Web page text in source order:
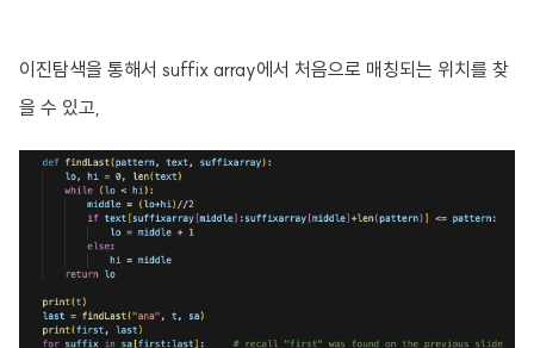
이진탐색을 통해서 suffix array에서 처음으로 매칭되는 위치를 찾
을 수 있고,